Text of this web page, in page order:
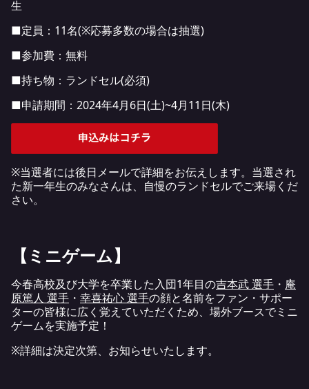
生
■定員：11名(※応募多数の場合は抽選)
■参加費：無料
■持ち物：ランドセル(必須)
■申請期間：2024年4月6日(土)~4月11日(木)
※当選者には後日メールで詳細をお伝えします。当選され
た新一年生のみなさんは、自慢のランドセルでご来場くだ
さい。
【ミニゲーム】
今春高校及び大学を卒業した入団1年目の吉本武 選手 ・ 庵
原篤人 選手 ・ 幸喜祐心 選手の顔と名前をファン・サポー
ターの皆様に広く覚えていただくため、場外ブースでミニ
ゲームを実施予定！
※詳細は決定次第、お知らせいたします。